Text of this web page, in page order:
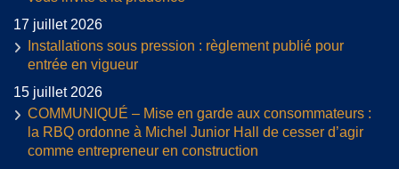
17 juillet 2026
Installations sous pression : règlement publié pour
entrée en vigueur
15 juillet 2026
COMMUNIQUÉ – Mise en garde aux consommateurs :
la RBQ ordonne à Michel Junior Hall de cesser d’agir
comme entrepreneur en construction